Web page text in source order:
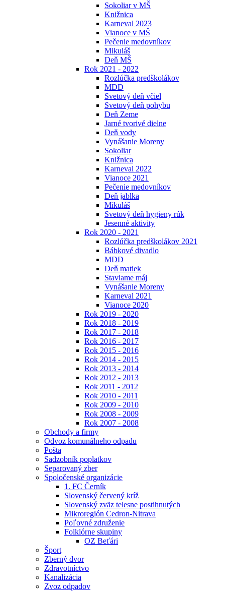
Sokoliar v MŠ
Knižnica
Karneval 2023
Vianoce v MŠ
Pečenie medovníkov
Mikuláš
Deň MŠ
Rok 2021 - 2022
Rozlúčka predškolákov
MDD
Svetový deň včiel
Svetový deň pohybu
Deň Zeme
Jarné tvorivé dielne
Deň vody
Vynášanie Moreny
Sokoliar
Knižnica
Karneval 2022
Vianoce 2021
Pečenie medovníkov
Deň jablka
Mikuláš
Svetový deň hygieny rúk
Jesenné aktivity
Rok 2020 - 2021
Rozlúčka predškolákov 2021
Bábkové divadlo
MDD
Deň matiek
Staviame máj
Vynášanie Moreny
Karneval 2021
Vianoce 2020
Rok 2019 - 2020
Rok 2018 - 2019
Rok 2017 - 2018
Rok 2016 - 2017
Rok 2015 - 2016
Rok 2014 - 2015
Rok 2013 - 2014
Rok 2012 - 2013
Rok 2011 - 2012
Rok 2010 - 2011
Rok 2009 - 2010
Rok 2008 - 2009
Rok 2007 - 2008
Obchody a firmy
Odvoz komunálneho odpadu
Pošta
Sadzobník poplatkov
Separovaný zber
Spoločenské organizácie
1. FC Černík
Slovenský červený kríž
Slovenský zväz telesne postihnutých
Mikroregión Cedron-Nitrava
Poľovné združenie
Folklórne skupiny
OZ Beťári
Šport
Zberný dvor
Zdravotníctvo
Kanalizácia
Zvoz odpadov